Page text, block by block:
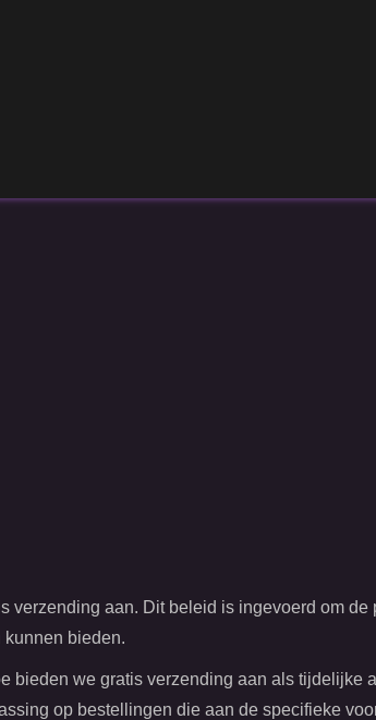
verzending aan. Dit beleid is ingevoerd om
bieden.
bieden we gratis verzending aan als
op bestellingen die aan de specifieke